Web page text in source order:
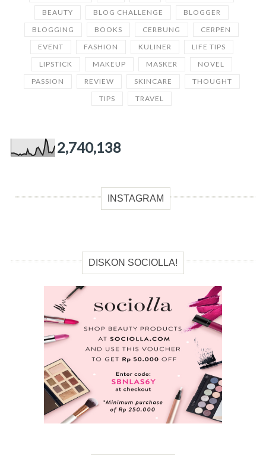
BEAUTY
BLOG CHALLENGE
BLOGGER
BLOGGING
BOOKS CERBUNG
CERPEN
EVENT
FASHION KULINER
LIFE TIPS
LIPSTICK
MAKEUP MASKER
NOVEL
PASSION
REVIEW SKINCARE
THOUGHT
TIPS
TRAVEL
2,740,138
INSTAGRAM
DISKON SOCIOLLA!